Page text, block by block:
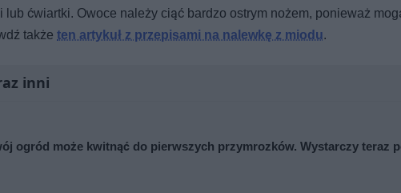
lub ćwiartki. Owoce należy ciąć bardzo ostrym nożem, ponieważ
także ten artykuł z przepisami na nalewkę z miodu.
inni
ogród może kwitnąć do pierwszych przymrozków. Wystarczy teraz